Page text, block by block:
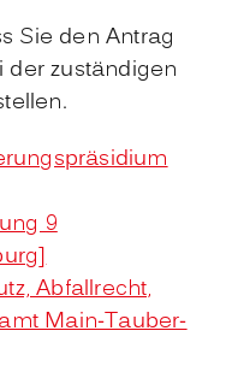
Sie den Antrag
der zuständigen
9
Abfallrecht,
Main-Tauber-